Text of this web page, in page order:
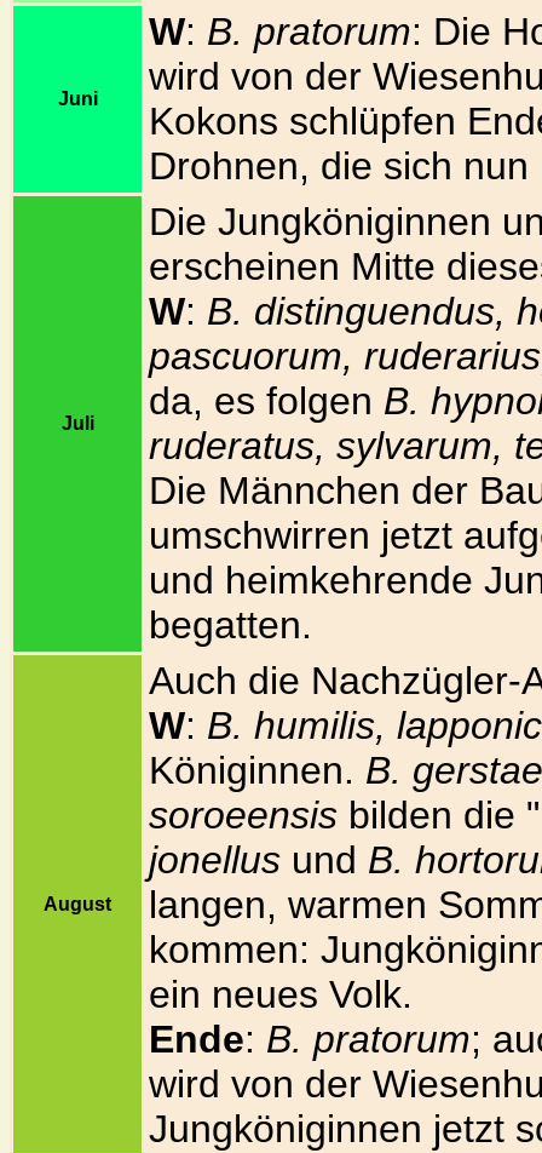
Juni
W: B. pratorum: Die
wird von der
Kokons schlüpfen
Drohnen, die sich nun
Juli
Die Jungköniginnen
erscheinen Mitte
W: B. distinguendus,
pascuorum,
da, es folgen B.
ruderatus, sylvarum,
Die Männchen der
umschwirren jetzt
und heimkehrende
begatten.
August
Auch die Nachzügler-
W: B. humilis,
Königinnen. B.
soroeensis bilden die
jonellus und B.
langen, warmen
kommen:
ein neues Volk.
Ende: B. pratorum;
wird von der
Jungköniginnen jetzt